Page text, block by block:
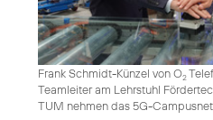
Frank Schmidt-Künzel von O2
Teamleiter am Lehrstuhl
TUM nehmen das 5G-